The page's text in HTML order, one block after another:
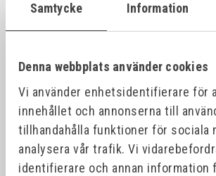
Samtycke Information
Denna webbplats använder cookies
Vi använder enhetsidentifierare för
innehållet och annonserna till
tillhandahålla funktioner för sociala
analysera vår trafik. Vi
identifierare och annan information
Specifikationer